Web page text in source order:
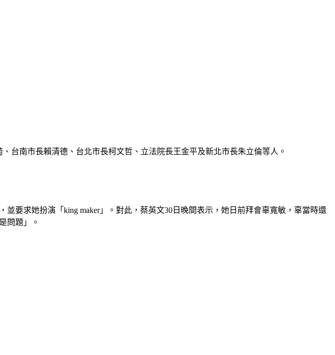
台南市長賴清德、台北市長柯文哲、立法院長王金平及新北市長朱立倫等人。
要求她扮演「king maker」。對此，蔡英文30日晚間表示，她日前拜會辜寬敏，辜當時還
問題」。